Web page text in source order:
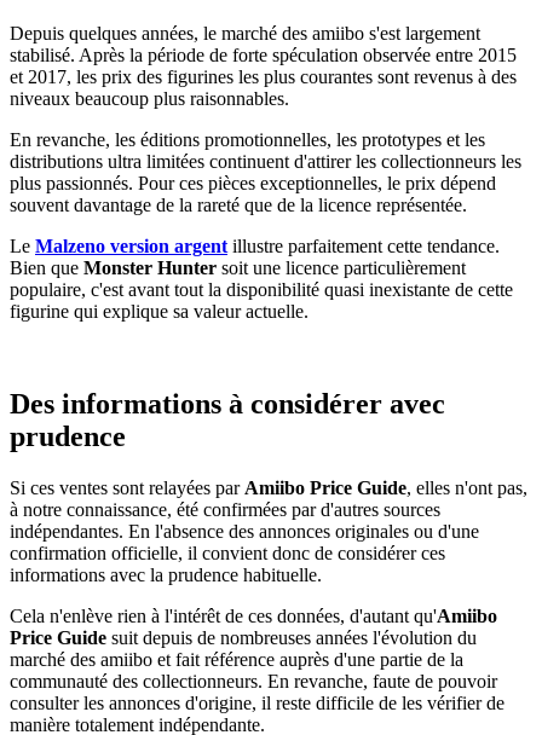
Depuis quelques années, le marché des amiibo s'est largement
stabilisé. Après la période de forte spéculation observée entre 2015
et 2017, les prix des figurines les plus courantes sont revenus à des
niveaux beaucoup plus raisonnables.
En revanche, les éditions promotionnelles, les prototypes et les
distributions ultra limitées continuent d'attirer les collectionneurs les
plus passionnés. Pour ces pièces exceptionnelles, le prix dépend
souvent davantage de la rareté que de la licence représentée.
Le Malzeno version argentillustre parfaitement cette tendance.
Bien que Monster Hunter soit une licence particulièrement
populaire, c'est avant tout la disponibilité quasi inexistante de cette
figurine qui explique sa valeur actuelle.
Des informations à considérer avec
prudence
Si ces ventes sont relayées par Amiibo Price Guide, elles n'ont pas,
à notre connaissance, été confirmées par d'autres sources
indépendantes. En l'absence des annonces originales ou d'une
confirmation officielle, il convient donc de considérer ces
informations avec la prudence habituelle.
Cela n'enlève rien à l'intérêt de ces données, d'autant qu'Amiibo
Price Guide suit depuis de nombreuses années l'évolution du
marché des amiibo et fait référence auprès d'une partie de la
communauté des collectionneurs. En revanche, faute de pouvoir
consulter les annonces d'origine, il reste difficile de les vérifier de
manière totalement indépendante.